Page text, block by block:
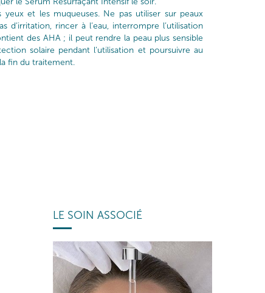
et les muqueuses. Ne pas utiliser sur peaux
d’irritation, rincer à l’eau, interrompre l’utilisation
des AHA ; il peut rendre la peau plus sensible
solaire pendant l’utilisation et poursuivre au
fin du traitement.
LE SOIN ASSOCIÉ